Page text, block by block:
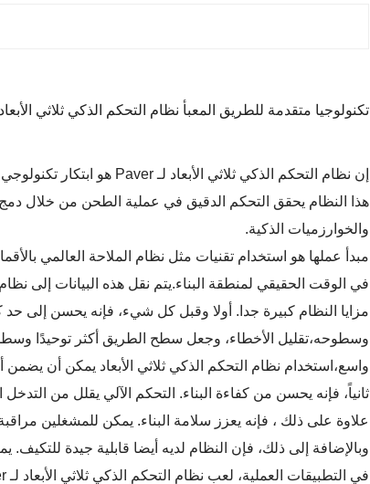
تكنولوجيا متقدمة للطريق المعبأ نظام التحكم الذكي ثلاثي الأبعاد
إن نظام التحكم الذكي ثلاثي الأبعاد لـ Paver هو ابتكار تكنولوجي مهم في مجال بناء الطرق الحديثة.
هذا النظام يحقق التحكم الدقيق في عملية الطحن من خلال دمج
والخوارزميات الذكية.
في الوقت الحقيقي لمنطقة البناء.يتم نقل هذه البيانات إلى
مزايا النظام كبيرة جدا. أولا وقبل كل شيء، فإنه يحسن
وسطوحه،تقليل الأخطاء، وجعل سطح الطريق أكثر توحيدًا
واسع،استخدام نظام التحكم الذكي ثلاثي الأبعاد يمكن أن
ثانياً، فإنه يحسن من كفاءة البناء. التحكم الآلي يقلل من
علاوة على ذلك ، فإنه يعزز سلامة البناء. يمكن للمشغلين
وبالإضافة إلى ذلك، فإن النظام لديه أيضا قابلية جيدة للتكيف.